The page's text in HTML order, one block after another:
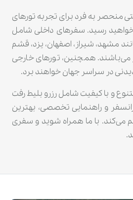
منحصر به فرد برای تجربه تورهای
رسید. سفرهای داخلی شامل
مشهد، شیراز، اصفهان، یزد، قشم
همچنین، تورهای خارجی
در سراسر جهان خواهند برد.
و با کیفیت شامل رزرو بلیط رفت
و راهنمایی تخصصی، بهترین
می‌کند. با ما همراه شوید و سفری